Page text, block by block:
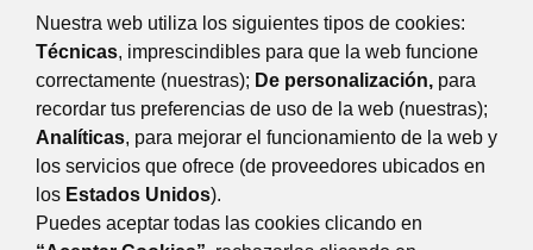
Nuestra web utiliza los siguientes tipos de cookies:
Técnicas, imprescindibles para que la web funcione
correctamente (nuestras); De personalización, para
recordar tus preferencias de uso de la web (nuestras);
Analíticas, para mejorar el funcionamiento de la web y
los servicios que ofrece (de proveedores ubicados en
los Estados Unidos).
Puedes aceptar todas las cookies clicando en
Majadahonda Foodie
jueves, 14 mayo 2026 Todo el dia
El evento se celebrará del 14 al 17 de mayo en...
Parque Colón Majadahonda